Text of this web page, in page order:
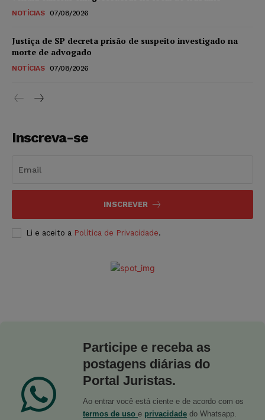
NOTÍCIAS 07/08/2026
Justiça de SP decreta prisão de suspeito investigado na
morte de advogado
NOTÍCIAS 07/08/2026
Inscreva-se
INSCREVER
Li e aceito a Política de Privacidade.
Participe e receba as
postagens diárias do
Portal Juristas.
Ao entrar você está ciente e de acordo com os
termos de uso e privacidade do Whatsapp.